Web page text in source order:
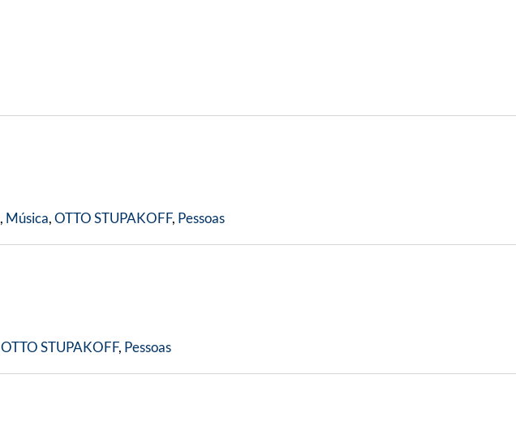
, Música,OTTO STUPAKOFF, Pessoas
OTTO STUPAKOFF, Pessoas